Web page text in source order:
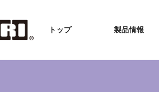
トップ 製品情報